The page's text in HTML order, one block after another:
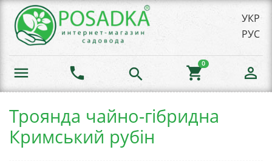
УКР
РУС
menu phone search shopping_cart
0
person_outline
Троянда чайно-гібридна
Кримський рубін